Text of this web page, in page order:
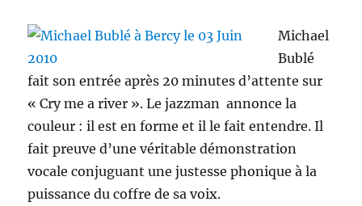
Michael
Bublé
fait son entrée après 20 minutes d’attente sur
« Cry me a river ». Le jazzman annonce la
couleur : il est en forme et il le fait entendre. Il
fait preuve d’une véritable démonstration
vocale conjuguant une justesse phonique à la
puissance du coffre de sa voix.